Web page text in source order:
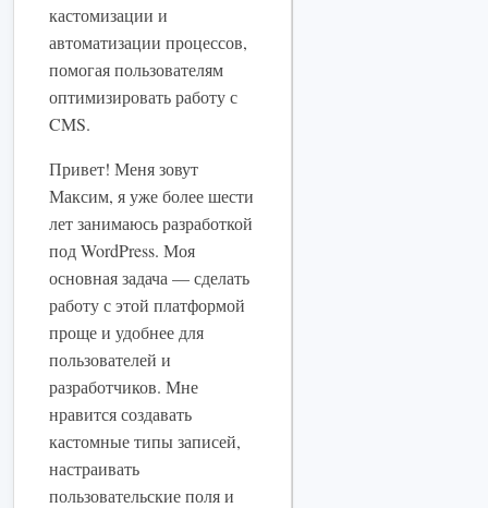
кастомизации и
автоматизации процессов,
помогая пользователям
оптимизировать работу с
CMS.
Привет! Меня зовут
Максим, я уже более шести
лет занимаюсь разработкой
под WordPress. Моя
основная задача — сделать
работу с этой платформой
проще и удобнее для
пользователей и
разработчиков. Мне
нравится создавать
кастомные типы записей,
настраивать
пользовательские поля и